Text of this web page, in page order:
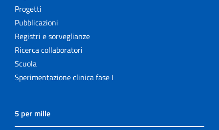
Progetti
Pubblicazioni
Registri e sorveglianze
Ricerca collaboratori
Scuola
Sperimentazione clinica fase I
5 per mille